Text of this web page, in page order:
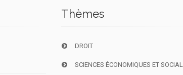
Thèmes
DROIT
SCIENCES ÉCONOMIQUES ET